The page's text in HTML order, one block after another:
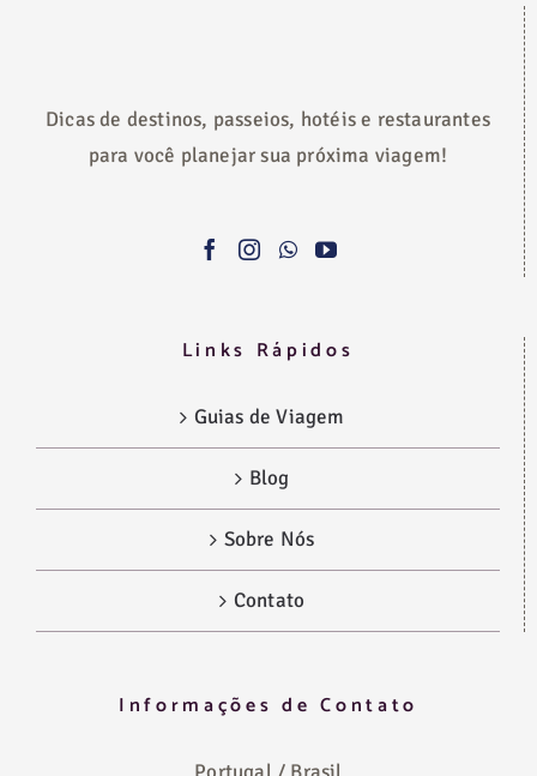
Dicas de destinos, passeios, hotéis e restaurantes
para você planejar sua próxima viagem!
Links Rápidos
Guias de Viagem
Blog
Sobre Nós
Contato
Informações de Contato